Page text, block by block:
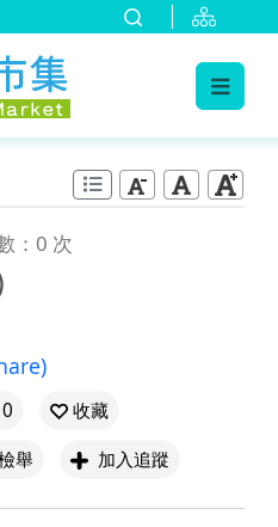
：0 次
0
收藏
舉 加入追蹤